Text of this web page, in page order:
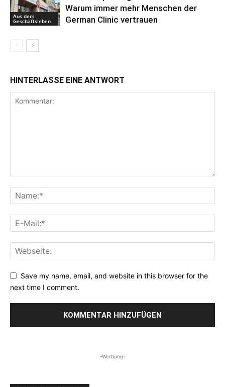
Aus dem
Geschäftsleben
Warum immer mehr Menschen der
German Clinic vertrauen
HINTERLASSE EINE ANTWORT
Save my name, email, and website in this browser for the
next time I comment.
-Werbung-